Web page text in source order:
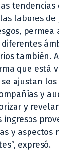
tendencias
labores de
permea
diferentes
también.
que está
ajustan los
y
y revelar
ingresos
y aspectos
expresó.